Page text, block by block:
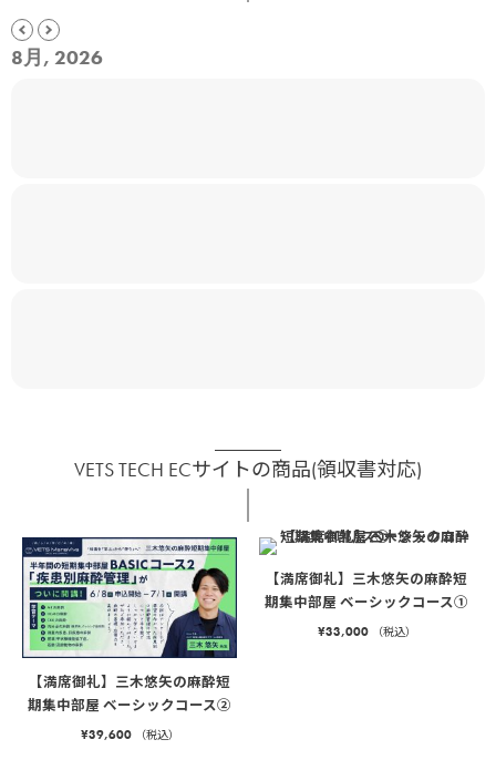
8月, 2026
VETS TECH ECサイトの商品(領収書対応)
【満席御礼】三木悠矢の麻酔短
期集中部屋 ベーシックコース②
¥39,600 （税込）
【満席御礼】三木悠矢の麻酔短
期集中部屋 ベーシックコース①
¥33,000 （税込）